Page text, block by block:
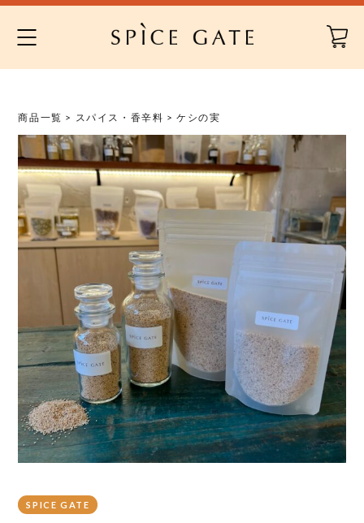
Skip
content
商品一覧 > スパイス・香辛料 > ケシの実
SPICE GATE